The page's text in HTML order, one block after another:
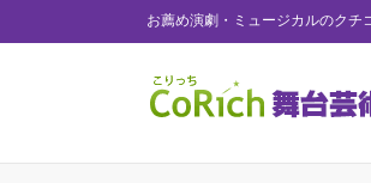
お薦め演劇・ミュージカルのクチ